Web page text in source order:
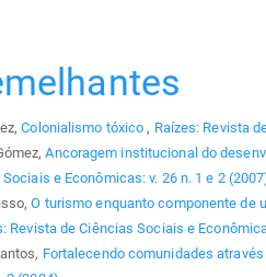
Colonialismo tóxico, Raízes: Revista
Ancoragem institucional do
e Econômicas: v. 26 n. 1 e 2
O turismo enquanto componente de
Revista de Ciências Sociais e
Fortalecendo comunidades